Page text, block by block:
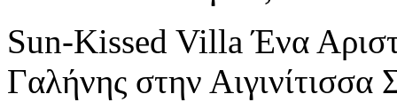
Sun-Kissed Villa Ένα
Γαλήνης στην Αιγινίτισσα